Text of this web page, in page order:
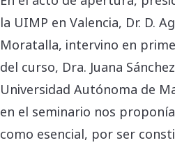
la UIMP en Valencia, Dr. D.
Moratalla, intervino en
del curso, Dra. Juana
Universidad Autónoma de
en el seminario nos
como esencial, por ser